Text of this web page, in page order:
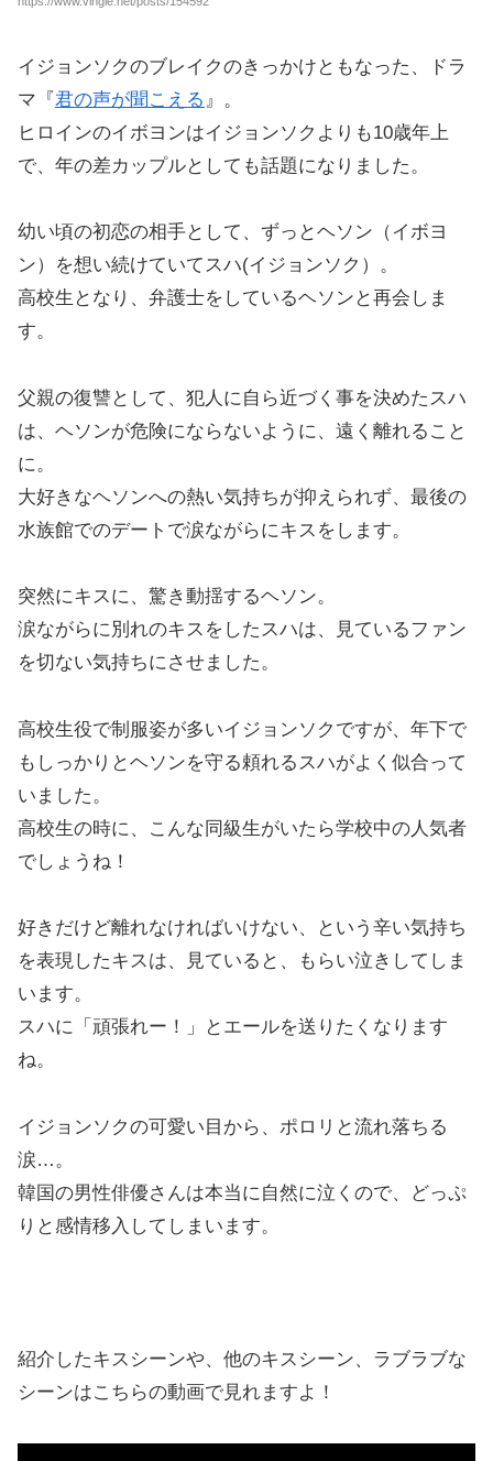
イジョンソクのブレイクのきっかけともなった、ドラ
マ『君の声が聞こえる 』。
ヒロインのイボヨンはイジョンソクよりも10歳年上
で、年の差カップルとしても話題になりました。
幼い頃の初恋の相手として、ずっとヘソン（イボヨ
ン）を想い続けていてスハ(イジョンソク）。
高校生となり、弁護士をしているヘソンと再会しま
す。
父親の復讐として、犯人に自ら近づく事を決めたスハ
は、ヘソンが危険にならないように、遠く離れること
に。
大好きなヘソンへの熱い気持ちが抑えられず、最後の
水族館でのデートで涙ながらにキスをします。
突然にキスに、驚き動揺するヘソン。
涙ながらに別れのキスをしたスハは、見ているファン
を切ない気持ちにさせました。
高校生役で制服姿が多いイジョンソクですが、年下で
もしっかりとヘソンを守る頼れるスハがよく似合って
いました。
高校生の時に、こんな同級生がいたら学校中の人気者
でしょうね！
好きだけど離れなければいけない、という辛い気持ち
を表現したキスは、見ていると、もらい泣きしてしま
います。
スハに「頑張れー！」とエールを送りたくなります
ね。
イジョンソクの可愛い目から、ポロリと流れ落ちる
涙…。
韓国の男性俳優さんは本当に自然に泣くので、どっぷ
りと感情移入してしまいます。
紹介したキスシーンや、他のキスシーン、ラブラブな
シーンはこちらの動画で見れますよ！